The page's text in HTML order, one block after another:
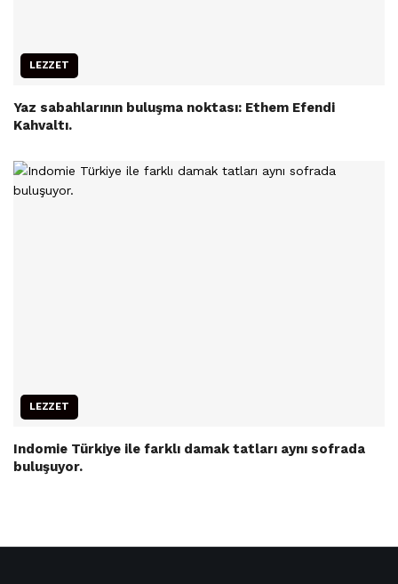
LEZZET
Yaz sabahlarının buluşma noktası: Ethem Efendi
Kahvaltı.
LEZZET
Indomie Türkiye ile farklı damak tatları aynı sofrada
buluşuyor.